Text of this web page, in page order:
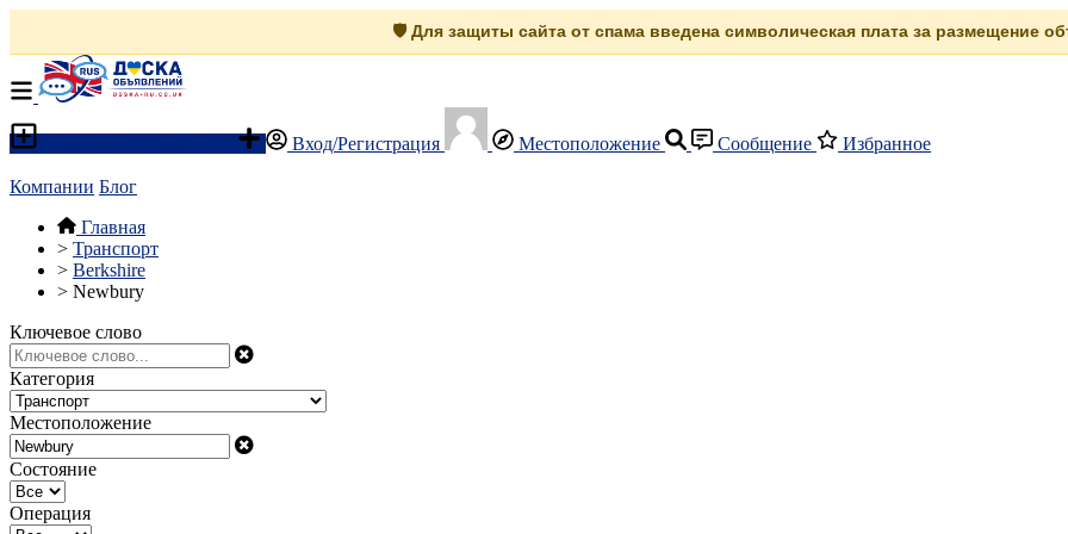
🛡️ Для защиты сайта от спама введена символическая плата за размещение
Вход/Регистрация Местоположение Сообщение Избранное
Компании Блог
Главная
> Транспорт
> Berkshire
> Newbury
Ключевое слово
Категория
Местоположение
Состояние
Операция